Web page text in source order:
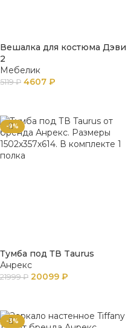
Вешалка для костюма Дэви
2
Мебелик
5119₽ 4607 ₽
-9%
Тумба под ТВ Taurus
Анрекс
21999₽ 20099 ₽
-3%